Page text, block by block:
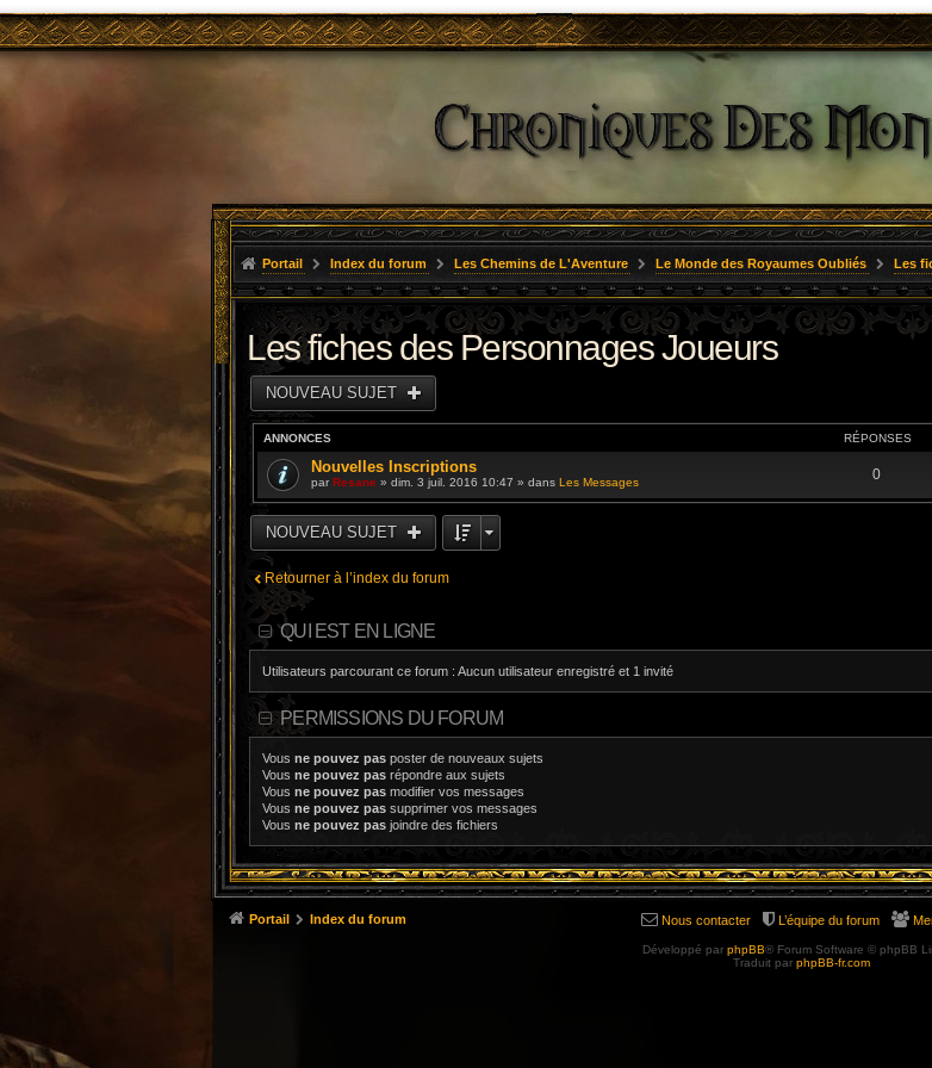
Portail Index du forum Les Chemins de L'Aventure Le Monde des Royaumes Oubliés Les
Les fiches des Personnages Joueurs
NOUVEAU SUJET
ANNONCES RÉPONSES
Nouvelles Inscriptions
parResane » dim. 3 juil. 2016 10:47 » dans Les Messages 0
NOUVEAU SUJET
Retourner à l’index du forum
QUI EST EN LIGNE
Utilisateurs parcourant ce forum : Aucun utilisateur enregistré et 1 invité
PERMISSIONS DU FORUM
Vous ne pouvez pas poster de nouveaux sujets
Vous ne pouvez pas répondre aux sujets
Vous ne pouvez pas modifier vos messages
Vous ne pouvez pas supprimer vos messages
Vous ne pouvez pas joindre des fichiers
Portail Index du forum L’équipe du forum
Nous contacter
Développé par phpBB® Forum Software © phpBB
Traduit par phpBB-fr.com